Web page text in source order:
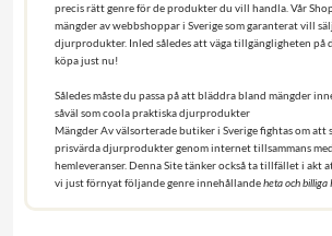
precis rätt genre för de produkter du vill handla. Vår
mängder av webbshoppar i Sverige som garanterat vill
djurprodukter. Inled således att väga tillgängligheten på
köpa just nu!
Således måste du passa på att bläddra bland mängder
såväl som coola praktiska djurprodukter
Mängder Av välsorterade butiker i Sverige fightas om att
prisvärda djurprodukter genom internet tillsammans
hemleveranser. Denna Site tänker också ta tillfället i akt
vi just förnyat följande genre innehållandeheta och